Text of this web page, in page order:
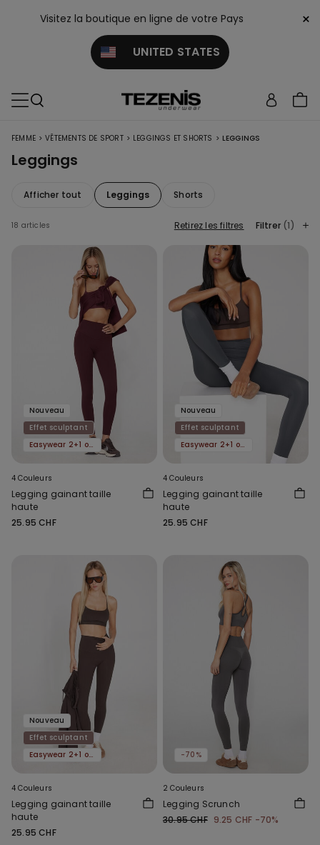
Visitez la boutique en ligne de votre Pays
UNITED STATES
×
FEMME > VÊTEMENTS DE SPORT > LEGGINGS ET SHORTS > LEGGINGS
Leggings
Afficher tout Leggings Shorts
18 articles Retirez les filtres Filtrer (1)
Nouveau
Effet sculptant
Easywear 2+1 offert
4 Couleurs
Legging gainant taille
haute
25.95 CHF
Nouveau
Effet sculptant
Easywear 2+1 offert
4 Couleurs
Legging gainant taille
haute
25.95 CHF
Nouveau
Effet sculptant
Easywear 2+1 offert
4 Couleurs
Legging gainant taille
haute
25.95 CHF
-70%
2 Couleurs
Legging Scrunch
30.95 CHF 9.25 CHF -70%